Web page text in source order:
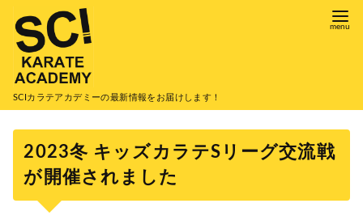
SCIカラテアカデミーの最新情報をお届けします！
2023冬 キッズカラテSリーグ交流戦
が開催されました